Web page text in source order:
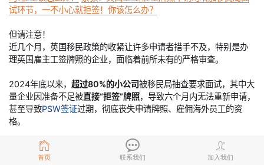
首页 联系我们 加入我们
试环节，一不小心就拒签！你该怎么办？
但请注意！
近几个月，英国移民政策的收紧让许多申请者措手不及，特别是办
理英国雇主工签牌照的企业，面临着前所未有的严格审查。
2024年底以来， 超过80%的小公司被移民局抽查要求面试，其中大
量企业因准备不足被直接“拒签”牌照，导致六个月内无法重新申请，
甚至导致PSW签证过期，彻底丧失申请牌照、雇佣海外员工的资
格。
还有许多企业主仍抱有侥幸心理，认为
“正规经营不会有问题”或“抽
查概率很低”